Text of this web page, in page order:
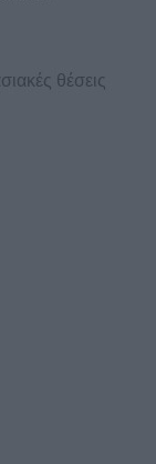
θέσεις